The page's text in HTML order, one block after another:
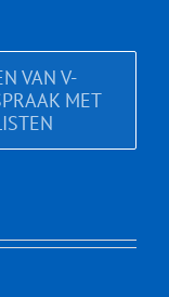
VAN V-
MET